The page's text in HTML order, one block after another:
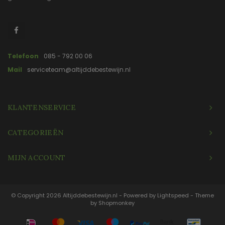
Telefoon
085 - 792 00 06
Mail
serviceteam@altijddebestewijn.nl
KLANTENSERVICE
CATEGORIEËN
MIJN ACCOUNT
© Copyright 2026 Altijddebestewijn.nl - Powered by Lightspeed - Theme
by Shopmonkey